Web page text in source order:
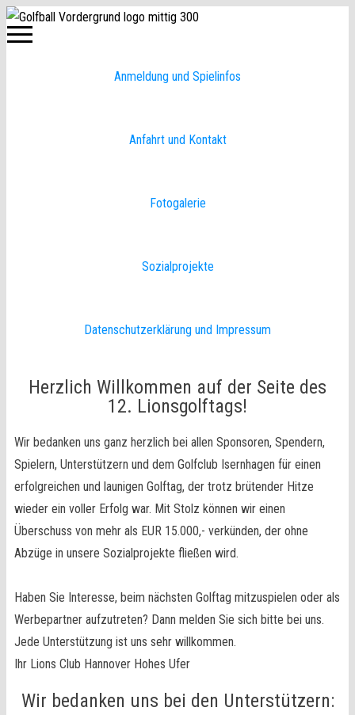
Lions
Club
Hannover
Anmeldung und Spielinfos
Anfahrt und Kontakt
Fotogalerie
Sozialprojekte
Datenschutzerklärung und Impressum
Herzlich Willkommen auf der Seite des
12. Lionsgolftags!
Wir bedanken uns ganz herzlich bei allen Sponsoren, Spendern,
Spielern, Unterstützern und dem Golfclub Isernhagen für einen
erfolgreichen und launigen Golftag, der trotz brütender Hitze
wieder ein voller Erfolg war. Mit Stolz können wir einen
Überschuss von mehr als EUR 15.000,- verkünden, der ohne
Abzüge in unsere Sozialprojekte fließen wird.
Haben Sie Interesse, beim nächsten Golftag mitzuspielen oder als
Werbepartner aufzutreten? Dann melden Sie sich bitte bei uns.
Jede Unterstützung ist uns sehr willkommen.
Ihr Lions Club Hannover Hohes Ufer
Wir bedanken uns bei den Unterstützern: